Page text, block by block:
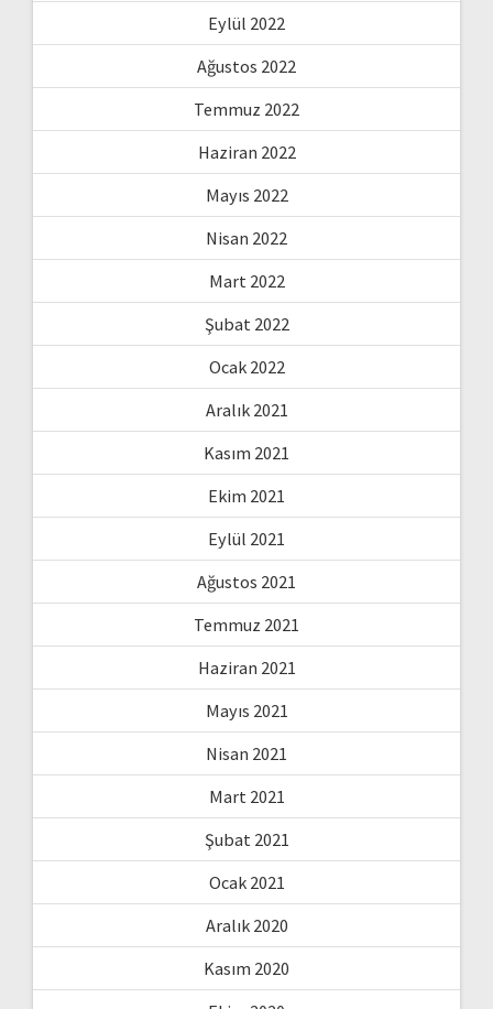
Eylül 2022
Ağustos 2022
Temmuz 2022
Haziran 2022
Mayıs 2022
Nisan 2022
Mart 2022
Şubat 2022
Ocak 2022
Aralık 2021
Kasım 2021
Ekim 2021
Eylül 2021
Ağustos 2021
Temmuz 2021
Haziran 2021
Mayıs 2021
Nisan 2021
Mart 2021
Şubat 2021
Ocak 2021
Aralık 2020
Kasım 2020